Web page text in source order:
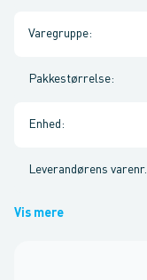
Varegruppe:
Pakkestørrelse:
Enhed :
Leverandørens varenr.
Vis mere